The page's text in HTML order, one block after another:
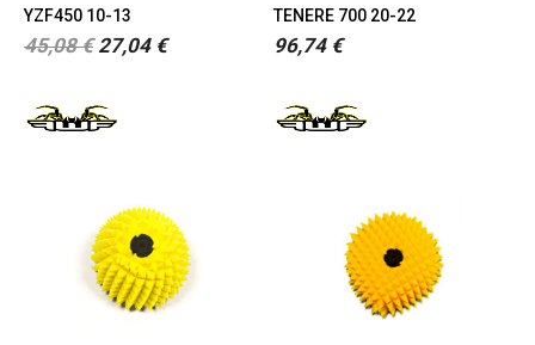
YZF450 10-13
45,08 € 27,04 €
TENERE 700 20-22
96,74 €